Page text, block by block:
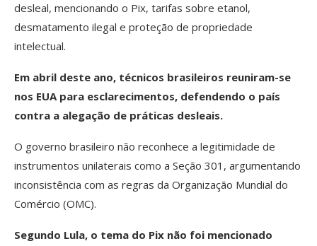
desleal, mencionando o Pix, tarifas sobre etanol,
desmatamento ilegal e proteção de propriedade
intelectual.
Em abril deste ano, técnicos brasileiros reuniram-se
nos EUA para esclarecimentos, defendendo o país
contra a alegação de práticas desleais.
O governo brasileiro não reconhece a legitimidade de
instrumentos unilaterais como a Seção 301, argumentando
inconsistência com as regras da Organização Mundial do
Comércio (OMC).
Segundo Lula, o tema do Pix não foi mencionado